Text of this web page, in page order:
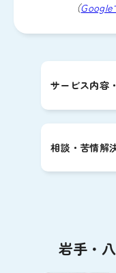
（Google
サービス内容
相談・苦情解
岩手・